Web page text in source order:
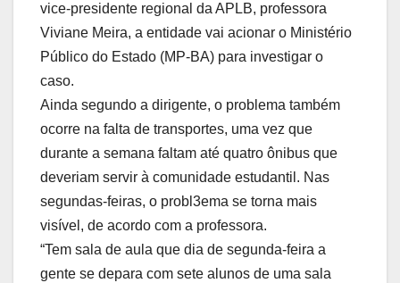
vice-presidente regional da APLB, professora
Viviane Meira, a entidade vai acionar o Ministério
Público do Estado (MP-BA) para investigar o
caso.
Ainda segundo a dirigente, o problema também
ocorre na falta de transportes, uma vez que
durante a semana faltam até quatro ônibus que
deveriam servir à comunidade estudantil. Nas
segundas-feiras, o probl3ema se torna mais
visível, de acordo com a professora.
“Tem sala de aula que dia de segunda-feira a
gente se depara com sete alunos de uma sala